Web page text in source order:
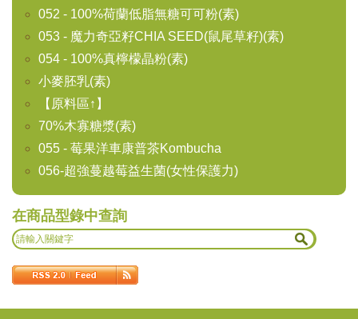
052 - 100%荷蘭低脂無糖可可粉(素)
053 - 魔力奇亞籽CHIA SEED(鼠尾草籽)(素)
054 - 100%真檸檬晶粉(素)
小麥胚乳(素)
【原料區↑】
70%木寡糖漿(素)
055 - 莓果洋車康普茶Kombucha
056-超強蔓越莓益生菌(女性保護力)
在商品型錄中查詢